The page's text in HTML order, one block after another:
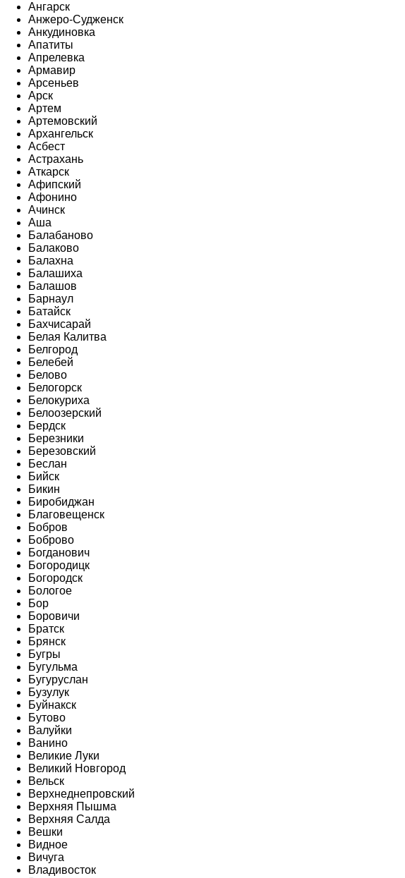
Ангарск
Анжеро-Судженск
Анкудиновка
Апатиты
Апрелевка
Армавир
Арсеньев
Арск
Артем
Артемовский
Архангельск
Асбест
Астрахань
Аткарск
Афипский
Афонино
Ачинск
Аша
Балабаново
Балаково
Балахна
Балашиха
Балашов
Барнаул
Батайск
Бахчисарай
Белая Калитва
Белгород
Белебей
Белово
Белогорск
Белокуриха
Белоозерский
Бердск
Березники
Березовский
Беслан
Бийск
Бикин
Биробиджан
Благовещенск
Бобров
Боброво
Богданович
Богородицк
Богородск
Бологое
Бор
Боровичи
Братск
Брянск
Бугры
Бугульма
Бугуруслан
Бузулук
Буйнакск
Бутово
Валуйки
Ванино
Великие Луки
Великий Новгород
Вельск
Верхнеднепровский
Верхняя Пышма
Верхняя Салда
Вешки
Видное
Вичуга
Владивосток